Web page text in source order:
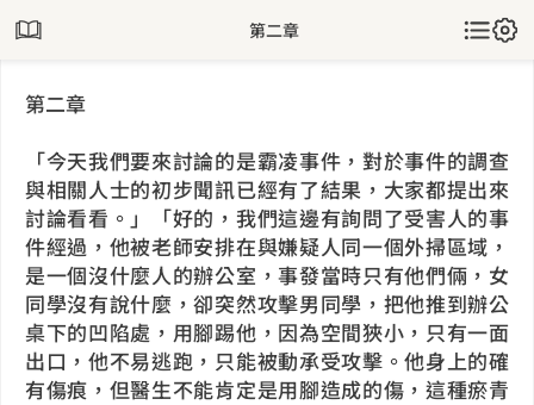
第二章
第二章
「今天我們要來討論的是霸凌事件，對於事件的調查
與相關人士的初步聞訊已經有了結果，大家都提出來
討論看看。」「好的，我們這邊有詢問了受害人的事
件經過，他被老師安排在與嫌疑人同一個外掃區域，
是一個沒什麼人的辦公室，事發當時只有他們倆，女
同學沒有說什麼，卻突然攻擊男同學，把他推到辦公
桌下的凹陷處，用腳踢他，因為空間狹小，只有一面
出口，他不易逃跑，只能被動承受攻擊。他身上的確
有傷痕，但醫生不能肯定是用腳造成的傷，這種瘀青